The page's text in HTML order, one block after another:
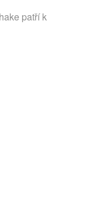
patří k